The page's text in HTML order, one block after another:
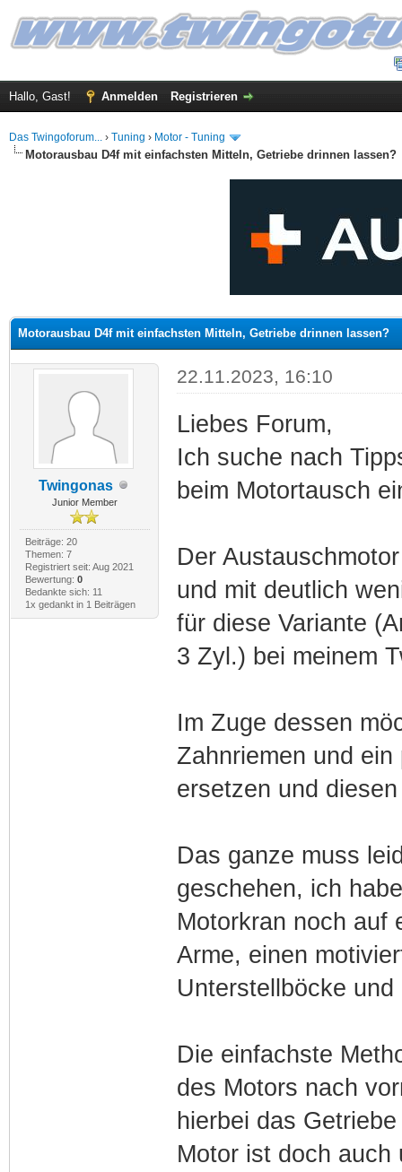
Hallo, Gast! Anmelden Registrieren
Das Twingoforum... › Tuning › Motor - Tuning
Motorausbau D4f mit einfachsten Mitteln, Getriebe drinnen lassen?
Motorausbau D4f mit einfachsten Mitteln, Getriebe drinnen lassen?
Twingonas
Junior Member
Beiträge: 20
Themen: 7
Registriert seit: Aug 2021
Bewertung: 0
Bedankte sich: 11
1x gedankt in 1 Beiträgen
22.11.2023, 16:10
Liebes Forum,
Ich suche nach
beim Motortausch
Der
und mit deutlich
für diese Variante
3 Zyl.) bei meinem
Im Zuge dessen
Zahnriemen und
ersetzen und
Das ganze muss
geschehen, ich
Motorkran noch auf
Arme, einen
Unterstellböcke
Die einfachste
des Motors nach
hierbei das
Motor ist doch